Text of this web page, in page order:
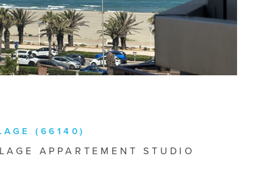
(66140)
APPARTEMENT STUDIO